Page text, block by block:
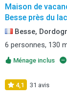
Maison de
Besse près du
Besse,
6 personnes, 130
Ménage inclus
4,1 31 avis